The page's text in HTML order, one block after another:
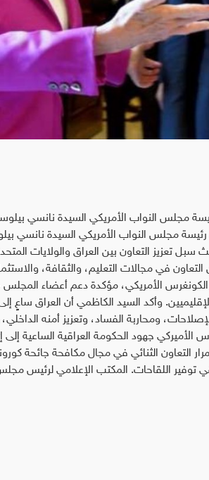
مجلس النواب الأمريكي السيدة نانسي
مجلس النواب الأمريكي السيدة نانسي
سبل تعزيز التعاون بين العراق والولايات
في مجالات التعليم، والثقافة،
الكونغرس الأمريكي، مؤكدة دعم أعضاء
وأكد السيد الكاظمي أن العراق ساعٍ
ومحاربة الفساد، وتعزيز أمنه الداخلي،
جهود الحكومة العراقية الساعية إلى
الثنائي في مجال مكافحة جائحة
المكتب الإعلامي لرئيس مجلس الوزراء28 -